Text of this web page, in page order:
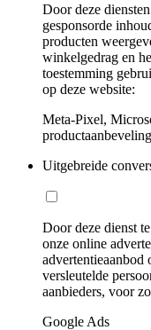
Door deze
gesponsorde
producten
winkelgedrag en
toestemming
op deze website:
Meta-Pixel,
Uitgebreide
Door deze dienst
onze online
versleutelde
aanbieders, voor
Google Ads